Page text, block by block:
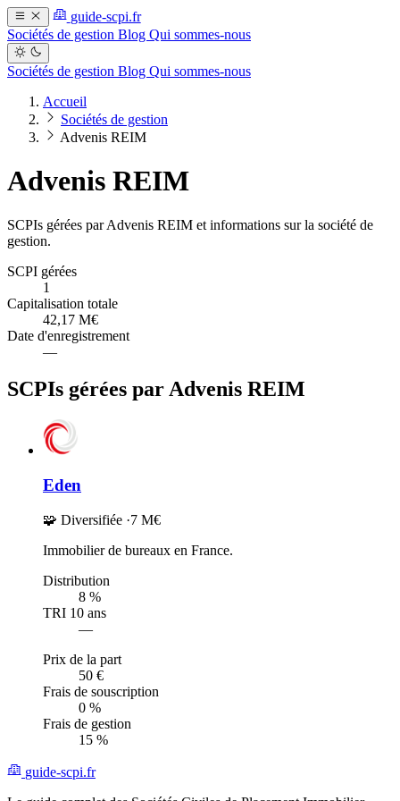
guide-scpi.fr
Sociétés de gestion Blog Qui sommes-nous
Sociétés de gestion Blog Qui sommes-nous
Accueil
Sociétés de gestion
Advenis REIM
Advenis REIM
SCPIs gérées par Advenis REIM et informations sur la société de
gestion.
SCPI gérées
1
Capitalisation totale
42,17 M€
Date d'enregistrement
—
SCPIs gérées par Advenis REIM
Eden
🧩 Diversifiée ·7 M€
Immobilier de bureaux en France.
Distribution
8 %
TRI 10 ans
—
Prix de la part
50 €
Frais de souscription
0 %
Frais de gestion
15 %
guide-scpi.fr